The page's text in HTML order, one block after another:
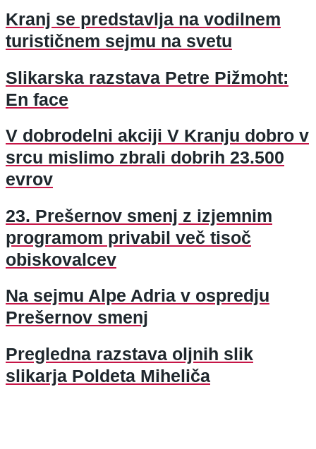
Kranj se predstavlja na vodilnem
turističnem sejmu na svetu
Slikarska razstava Petre Pižmoht:
En face
V dobrodelni akciji V Kranju dobro v
srcu mislimo zbrali dobrih 23.500
evrov
23. Prešernov smenj z izjemnim
programom privabil več tisoč
obiskovalcev
Na sejmu Alpe Adria v ospredju
Prešernov smenj
Pregledna razstava oljnih slik
slikarja Poldeta Miheliča